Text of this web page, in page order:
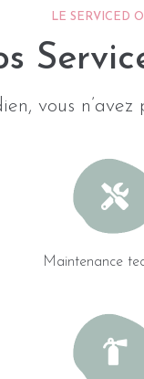
LE SERVICED
vous
Maintenance